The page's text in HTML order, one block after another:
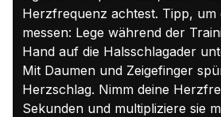
Herzfrequenz achtest. Tipp, um
messen: Lege während der
Hand auf die Halsschlagader
Mit Daumen und Zeigefinger
Herzschlag. Nimm deine
Sekunden und multipliziere sie